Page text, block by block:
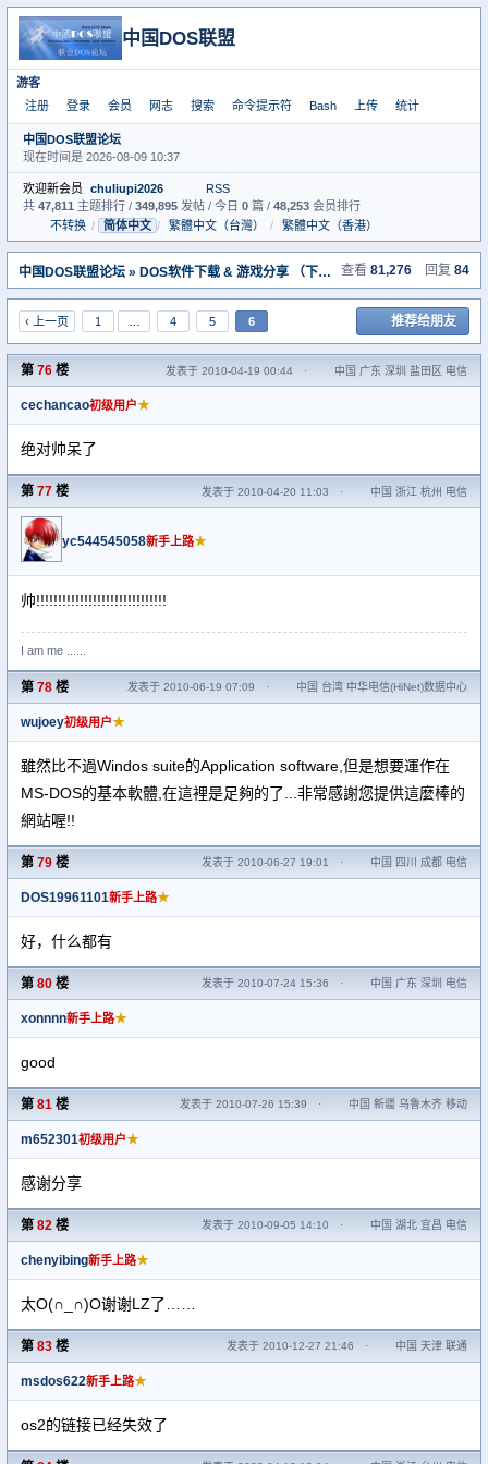
中国DOS联盟
游客
注册
登录 会员 网志 搜索 命令提示符 Bash 上传 统计
中国DOS联盟论坛
现在时间是 2026-08-09 10:37
欢迎新会员 chuliupi2026
RSS
共 47,811 主题排行 / 349,895 发帖 / 今日 0 篇 / 48,253 会员排行
不转换 / 简体中文 / 繁體中文（台灣） / 繁體中文（香港）
中国DOS联盟论坛 » DOS软件下载 & 游戏分享 （下载室） » [推荐]发现一个早
查看 81,276 回复 84
‹ 上一页 1 4 5 6 推荐给朋友
第 76 楼 发表于 2010-04-19 00:44 · 中国 广东 深圳 盐田区 电信
cechancao初级用户★
绝对帅呆了
第 77 楼 发表于 2010-04-20 11:03 · 中国 浙江 杭州 电信
yc544545058新手上路★
帅!!!!!!!!!!!!!!!!!!!!!!!!!!!!!!
I am me ......
第 78 楼 发表于 2010-06-19 07:09 · 中国 台湾 中华电信(HiNet)数据中心
wujoey初级用户★
雖然比不過Windos suite的Application software,但是想要運作在
MS-DOS的基本軟體,在這裡是足夠的了...非常感謝您提供這麼棒的
網站喔!!
第 79 楼 发表于 2010-06-27 19:01 · 中国 四川 成都 电信
DOS19961101新手上路★
好，什么都有
第 80 楼 发表于 2010-07-24 15:36 · 中国 广东 深圳 电信
xonnnn新手上路★
good
第 81 楼 发表于 2010-07-26 15:39 · 中国 新疆 乌鲁木齐 移动
m652301初级用户★
感谢分享
第 82 楼 发表于 2010-09-05 14:10 · 中国 湖北 宜昌 电信
chenyibing新手上路★
太O(∩_∩)O谢谢LZ了……
第 83 楼 发表于 2010-12-27 21:46 · 中国 天津 联通
msdos622新手上路★
os2的链接已经失效了